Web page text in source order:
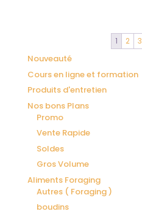
6,50 €.
1 2 3
Nouveauté
Cours en ligne et formation
Produits d'entretien
Nos bons Plans
Promo
Vente Rapide
Soldes
Gros Volume
Aliments Foraging
Autres ( Foraging )
boudins